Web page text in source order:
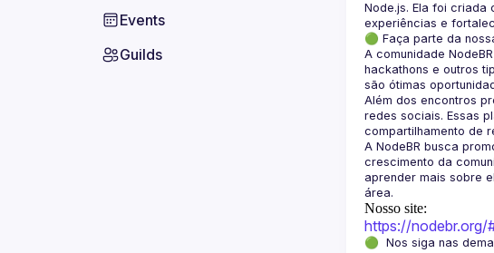
Events
Guilds
Node.js. Ela foi criada
🟢 Faça parte da
A comunidade
hackathons e outros
Além dos encontros
redes sociais. Essas
A NodeBR busca
crescimento da
aprender mais sobre
Nosso site:
https://nodebr.org/
🟢  Nos siga nas